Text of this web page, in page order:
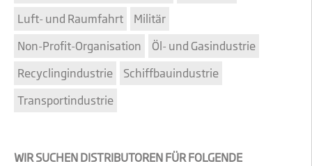
Luft- und Raumfahrt
Militär
Non-Profit-Organisation
Öl- und Gasindustrie
Recyclingindustrie
Schiffbauindustrie
Transportindustrie
WIR SUCHEN DISTRIBUTOREN FÜR FOLGENDE